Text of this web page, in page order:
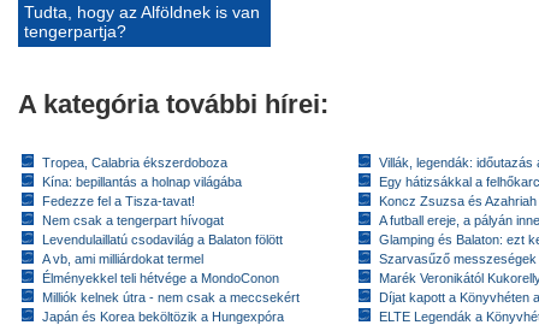
Tudta, hogy az Alföldnek is van
tengerpartja?
A kategória további hírei:
Tropea, Calabria ékszerdoboza
Kína: bepillantás a holnap világába
Fedezze fel a Tisza-tavat!
Nem csak a tengerpart hívogat
Levendulaillatú csodavilág a Balaton fölött
A vb, ami milliárdokat termel
Élményekkel teli hétvége a MondoConon
Milliók kelnek útra - nem csak a meccsekért
Japán és Korea beköltözik a Hungexpóra
Villák, legendák: időutazás
Egy hátizsákkal a
Koncz Zsuzsa és
A futball ereje, a pályán
Glamping és Balaton: ezt
Szarvasűző messzeségek
Marék Veronikától
Díjat kapott a Könyvhéten
ELTE Legendák a